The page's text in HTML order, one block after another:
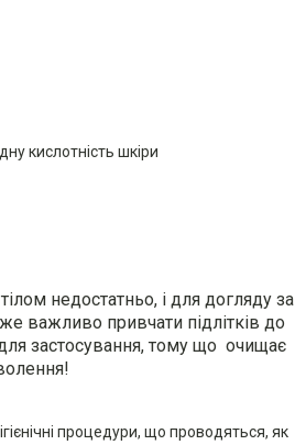
кислотність шкіри
недостатньо, і для догляду за
важливо привчати підлітків до
для застосування, тому що очищає
процедури, що проводяться, як